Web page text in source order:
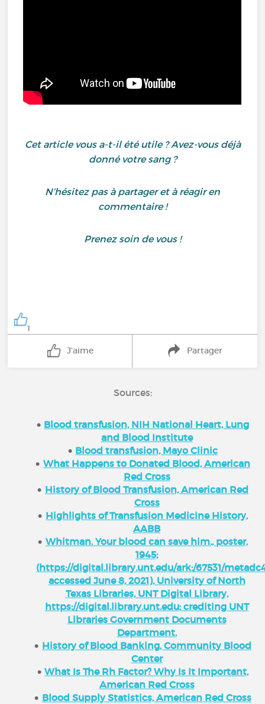
Cet article vous a-t-il été utile ? Avez-vous déjà
donné votre sang ?
N’hésitez pas à partager et à réagir en
commentaire !
Prenez soin de vous !
1
J'aime Partager
Sources:
Blood transfusion, NIH National Heart, Lung
and Blood Institute
Blood transfusion, Mayo Clinic
What Happens to Donated Blood, American
Red Cross
History of Blood Transfusion, American Red
Cross
Highlights of Transfusion Medicine History,
AABB
Whitman. Your blood can save him., poster,
1945;
(https://digital.library.unt.edu/ark:/67531/
accessed June 8, 2021), University of North
Texas Libraries, UNT Digital Library,
https://digital.library.unt.edu; crediting UNT
Libraries Government Documents
Department.
History of Blood Banking, Community Blood
Center
What Is The Rh Factor? Why Is It Important,
American Red Cross
Blood Supply Statistics, American Red Cross